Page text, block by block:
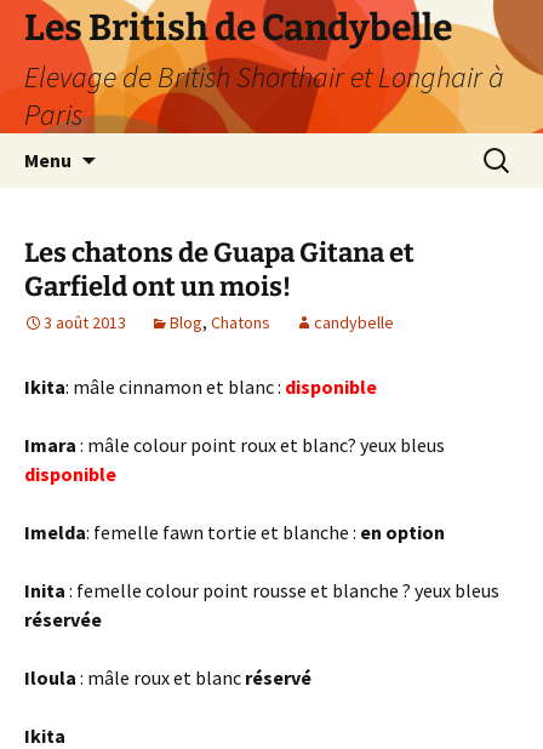
Les British de Candybelle
Elevage de British Shorthair et Longhair à
Paris
Menu
Les chatons de Guapa Gitana et
Garfield ont un mois!
3 août 2013 Blog, Chatons candybelle
Ikita: mâle cinnamon et blanc : disponible
Imara : mâle colour point roux et blanc? yeux bleus
disponible
Imelda: femelle fawn tortie et blanche : en option
Inita : femelle colour point rousse et blanche ? yeux bleus
réservée
Iloula : mâle roux et blanc réservé
Ikita